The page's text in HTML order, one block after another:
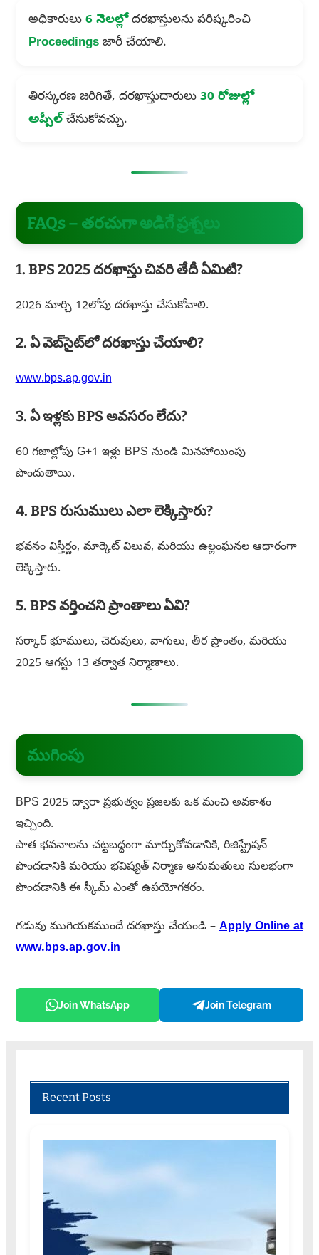
అధికారులు 6 నెలల్లోదరఖాస్తులను పరిష్కరించి
Proceedingsజారీ చేయాలి.
తిరస్కరణ జరిగితే, దరఖాస్తుదారులు 30 రోజుల్లో
అప్పీల్చేసుకోవచ్చు.
FAQs – తరచుగా అడిగే ప్రశ్నలు
1. BPS 2025 దరఖాస్తు చివరి తేదీ ఏమిటి?
2026 మార్చి 12లోపు దరఖాస్తు చేసుకోవాలి.
2. ఏ వెబ్‌సైట్‌లో దరఖాస్తు చేయాలి?
www.bps.ap.gov.in
3. ఏ ఇళ్లకు BPS అవసరం లేదు?
60 గజాల్లోపు G+1 ఇళ్లు BPS నుండి మినహాయింపు
పొందుతాయి.
4. BPS రుసుములు ఎలా లెక్కిస్తారు?
భవనం విస్తీర్ణం, మార్కెట్ విలువ, మరియు ఉల్లంఘనల ఆధారంగా
లెక్కిస్తారు.
5. BPS వర్తించని ప్రాంతాలు ఏవి?
సర్కార్ భూములు, చెరువులు, వాగులు, తీర ప్రాంతం, మరియు
2025 ఆగస్టు 13 తర్వాత నిర్మాణాలు.
ముగింపు
BPS 2025 ద్వారా ప్రభుత్వం ప్రజలకు ఒక మంచి అవకాశం
ఇచ్చింది.
పాత భవనాలను చట్టబద్ధంగా మార్చుకోవడానికి, రిజిస్ట్రేషన్
పొందడానికి మరియు భవిష్యత్‌ నిర్మాణ అనుమతులు సులభంగా
పొందడానికి ఈ స్కీమ్ ఎంతో ఉపయోగకరం.
గడువు ముగియకముందే దరఖాస్తు చేయండి –Apply Online at
www.bps.ap.gov.in
Join WhatsApp Join Telegram
Recent Posts